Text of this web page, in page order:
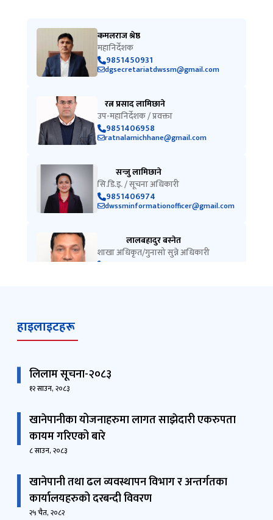
कमलराज श्रेष्ठ
महानिर्देशक
9851450931
dgsecretariatdwssm@gmail.com
रत्न प्रसाद लामिछाने
उप-महानिर्देशक / प्रवक्ता
9851406958
ratnalamichhane@gmail.com
सन्जु लामिछाने
सि.डि.इ. / सूचना अधिकारी
9851406974
dwssminformationofficer@gmail.com
लालबहादुर बस्नेत
शाखा अधिकृत/गुनासो सुन्ने अधिकारी
हाइलाइटहरू
लिलाम सूचना-२०८३
१२ साउन, २०८३
खानेपानीका योजनाहरुमा लागत साझेदारी एकरुपता
कायम गरिएको बारे
८ साउन, २०८३
खानेपानी तथा ढल व्यवस्थापन विभाग र अन्तर्गतका
कार्यालयहरुको दरबन्दी विवरण
२५ चैत, २०८२